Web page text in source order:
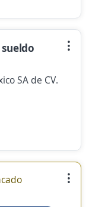
SA de CV.